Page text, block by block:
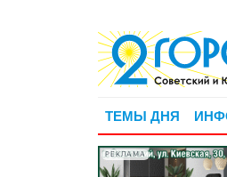
ТЕМЫ ДНЯ
РЕКЛАМА